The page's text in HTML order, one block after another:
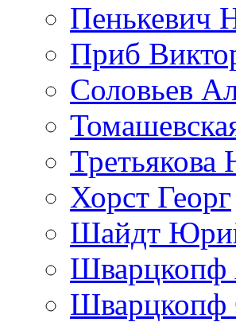
Пенькевич
Приб
Соловьев
Третьякова
Хорст Георг
Шайдт
Шварцкопф
Шварцкопф